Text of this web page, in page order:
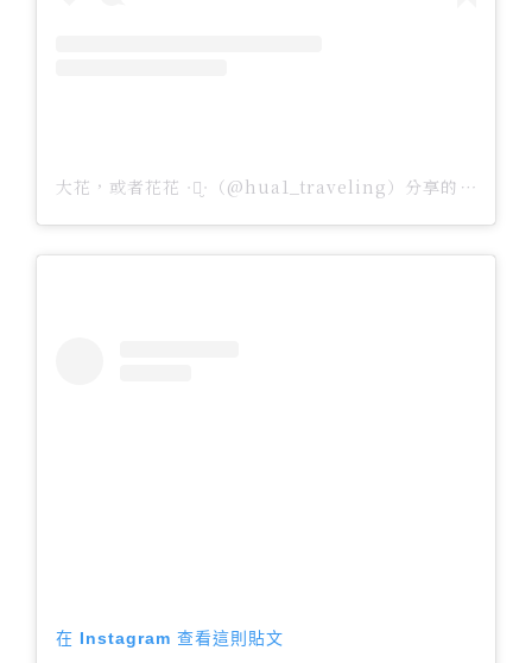
大花，或者花花 ᐧ༚̮ᐧ（@hua1_traveling）分享的貼文
在 Instagram 查看這則貼文